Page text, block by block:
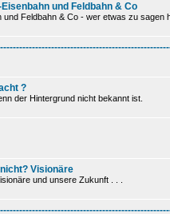
und Feldbahn & Co
und Feldbahn & Co - wer etwas zu sagen
?
der Hintergrund nicht bekannt ist.
Visionäre
und unsere Zukunft . . .